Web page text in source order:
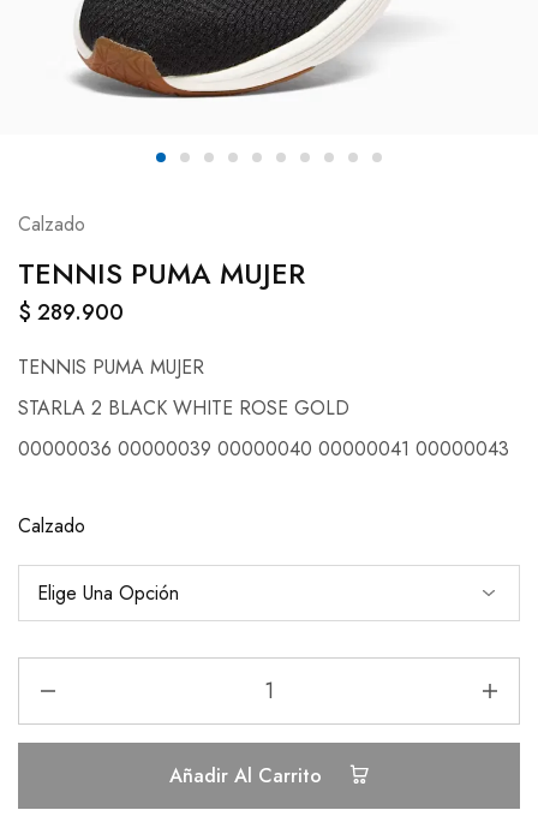
Calzado
TENNIS PUMA MUJER
$ 289.900
TENNIS PUMA MUJER
STARLA 2 BLACK WHITE ROSE GOLD
00000036 00000039 00000040 00000041 00000043
Calzado
Añadir Al Carrito